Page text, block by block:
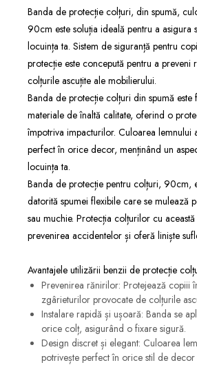
Banda de protecție colțuri, din spumă,
90cm este soluția ideală pentru a asigura
locuința ta. Sistem de siguranță pentru
protecție este concepută pentru a
colțurile ascuțite ale mobilierului.
Banda de protecție colțuri din spumă este
materiale de înaltă calitate, oferind o
împotriva impacturilor. Culoarea lemnului
perfect în orice decor, menținând un
locuința ta.
Banda de protecție pentru colțuri, 90cm,
datorită spumei flexibile care se mulează
sau muchie. Protecția colțurilor cu
prevenirea accidentelor și oferă liniște
Avantajele utilizării benzii de protecție
Prevenirea rănirilor: Protejează copiii
zgârieturilor provocate de colțurile
Instalare rapidă și ușoară: Banda se
orice colț, asigurând o fixare sigură.
Design discret și elegant: Culoarea
potrivește perfect în orice stil de decor